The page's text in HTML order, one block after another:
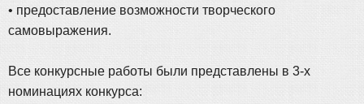
• предоставление возможности творческого
самовыражения.
Все конкурсные работы были представлены в 3-х
номинациях конкурса: